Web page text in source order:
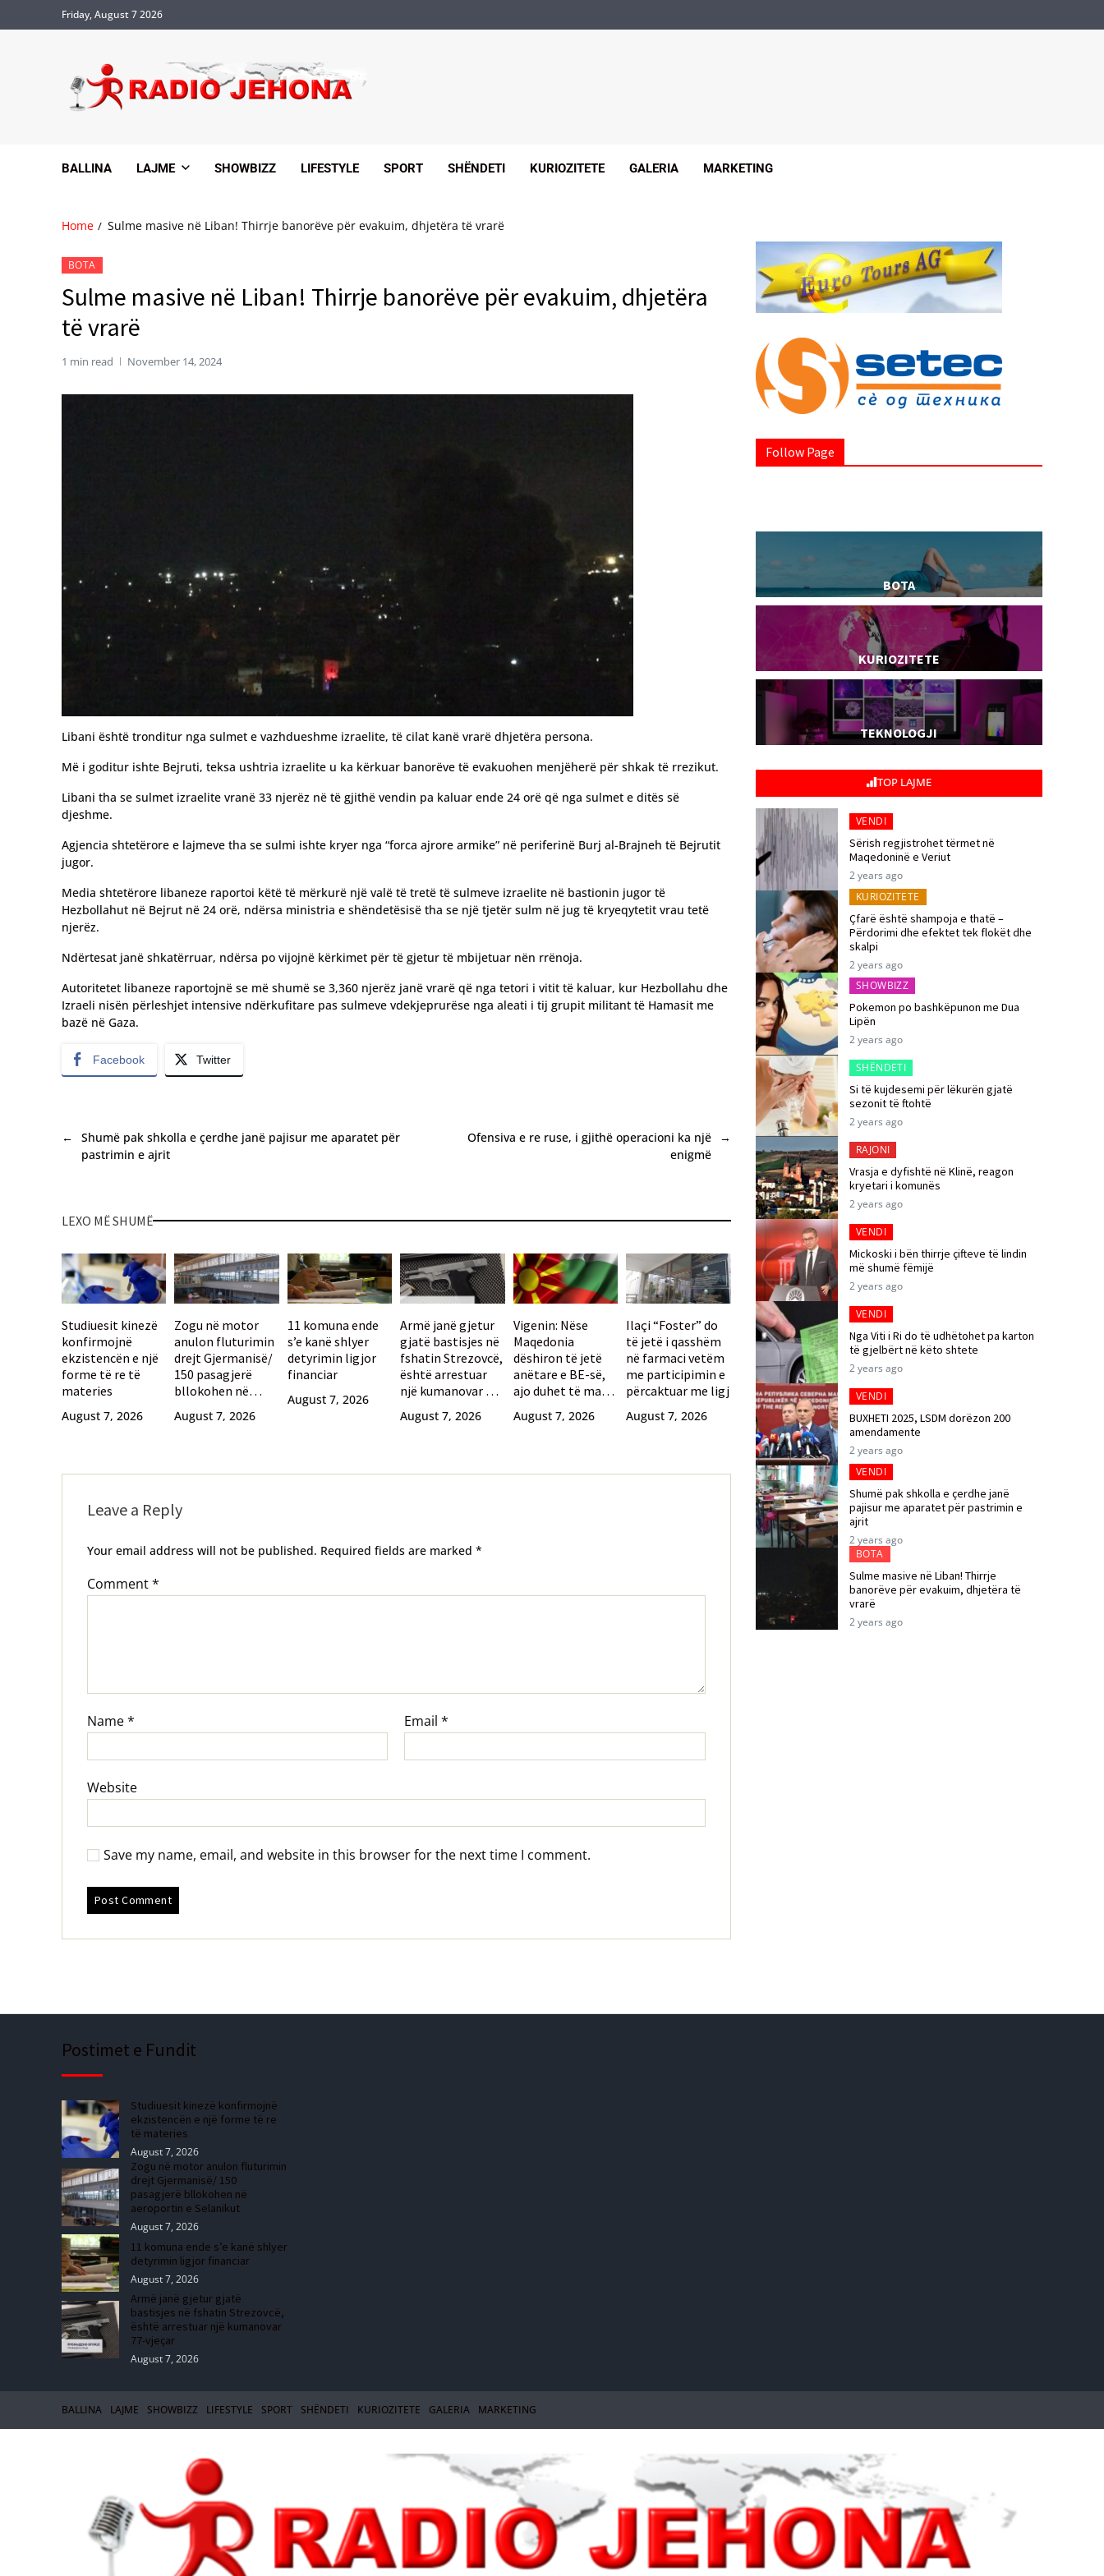
Friday, August 7 2026
BALLINA LAJME SHOWBIZZ LIFESTYLE SPORT SHËNDETI KURIOZITETE GALERIA MARKETING
Home Sulme masive në Liban! Thirrje banorëve për evakuim, dhjetëra të vrarë
BOTA
Sulme masive në Liban! Thirrje banorëve për evakuim, dhjetëra
të vrarë
1 min read November 14, 2024
Libani është tronditur nga sulmet e vazhdueshme izraelite, të cilat kanë vrarë dhjetëra persona.
Më i goditur ishte Bejruti, teksa ushtria izraelite u ka kërkuar banorëve të evakuohen menjëherë për shkak të rrezikut.
Libani tha se sulmet izraelite vranë 33 njerëz në të gjithë vendin pa kaluar ende 24 orë që nga sulmet e ditës së
djeshme.
Agjencia shtetërore e lajmeve tha se sulmi ishte kryer nga “forca ajrore armike” në periferinë Burj al-Brajneh të Bejrutit
jugor.
Media shtetërore libaneze raportoi këtë të mërkurë një valë të tretë të sulmeve izraelite në bastionin jugor të
Hezbollahut në Bejrut në 24 orë, ndërsa ministria e shëndetësisë tha se një tjetër sulm në jug të kryeqytetit vrau tetë
njerëz.
Ndërtesat janë shkatërruar, ndërsa po vijojnë kërkimet për të gjetur të mbijetuar nën rrënoja.
Autoritetet libaneze raportojnë se më shumë se 3,360 njerëz janë vrarë që nga tetori i vitit të kaluar, kur Hezbollahu dhe
Izraeli nisën përleshjet intensive ndërkufitare pas sulmeve vdekjeprurëse nga aleati i tij grupit militant të Hamasit me
bazë në Gaza.
Facebook Twitter
←
Shumë pak shkolla e çerdhe janë pajisur me aparatet për
pastrimin e ajrit
→
Ofensiva e re ruse, i gjithë operacioni ka një
enigmë
LEXO MË SHUMË
Studiuesit kinezë
konfirmojnë
ekzistencën e një
forme të re të
materies
August 7, 2026
Zogu në motor
anulon fluturimin
drejt Gjermanisë/
150 pasagjerë
bllokohen në
Selanikut
August 7, 2026
11 komuna ende
s’e kanë shlyer
detyrimin ligjor
financiar
August 7, 2026
Armë janë gjetur
gjatë bastisjes në
fshatin Strezovcë,
është arrestuar
një kumanovar 77-
August 7, 2026
Vigenin: Nëse
Maqedonia
dëshiron të jetë
anëtare e BE-së,
ajo duhet të marrë
qytetarëve
August 7, 2026
Ilaçi “Foster” do
të jetë i qasshëm
në farmaci vetëm
me participimin e
përcaktuar me ligj
August 7, 2026
Leave a Reply
Your email address will not be published. Required fields are marked *
Comment*
Name* Email*
Website
Save my name, email, and website in this browser for the next time I comment.
Follow Page
BOTA
KURIOZITETE
TEKNOLOGJI
TOP LAJME
VENDI
Sërish regjistrohet tërmet në
Maqedoninë e Veriut
2 years ago
KURIOZITETE
Çfarë është shampoja e thatë –
Përdorimi dhe efektet tek flokët dhe
skalpi
2 years ago
SHOWBIZZ
Pokemon po bashkëpunon me Dua
Lipën
2 years ago
SHËNDETI
Si të kujdesemi për lëkurën gjatë
sezonit të ftohtë
2 years ago
RAJONI
Vrasja e dyfishtë në Klinë, reagon
kryetari i komunës
2 years ago
VENDI
Mickoski i bën thirrje çifteve të lindin
më shumë fëmijë
2 years ago
VENDI
Nga Viti i Ri do të udhëtohet pa karton
të gjelbërt në këto shtete
2 years ago
VENDI
BUXHETI 2025, LSDM dorëzon 200
amendamente
2 years ago
VENDI
Shumë pak shkolla e çerdhe janë
pajisur me aparatet për pastrimin e
ajrit
2 years ago
BOTA
Sulme masive në Liban! Thirrje
banorëve për evakuim, dhjetëra të
vrarë
2 years ago
Postimet e Fundit
Studiuesit kinezë konfirmojnë
ekzistencën e një forme të re
të materies
August 7, 2026
Zogu në motor anulon fluturimin
drejt Gjermanisë/ 150
pasagjerë bllokohen në
aeroportin e Selanikut
August 7, 2026
11 komuna ende s’e kanë shlyer
detyrimin ligjor financiar
August 7, 2026
Armë janë gjetur gjatë
bastisjes në fshatin Strezovcë,
është arrestuar një kumanovar
77-vjeçar
August 7, 2026
BALLINA LAJME SHOWBIZZ LIFESTYLE SPORT SHËNDETI KURIOZITETE GALERIA MARKETING